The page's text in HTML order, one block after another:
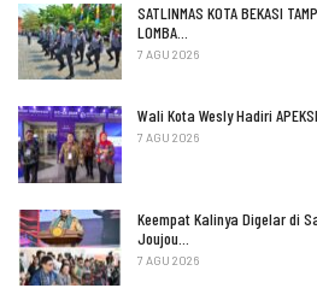
SATLINMAS KOTA BEKASI
LOMBA…
7 AGU 2026
Wali Kota Wesly Hadiri
7 AGU 2026
Keempat Kalinya Digelar di
Joujou…
7 AGU 2026